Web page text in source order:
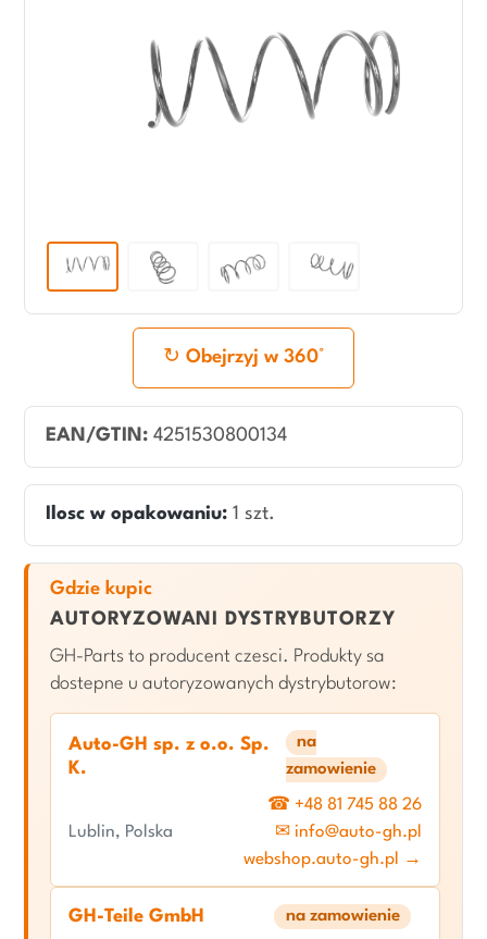
Obejrzyj w 360°
EAN/GTIN: 4251530800134
Ilosc w opakowaniu: 1 szt.
Gdzie kupic
AUTORYZOWANI DYSTRYBUTORZY
GH-Parts to producent czesci. Produkty sa
dostepne u autoryzowanych dystrybutorow:
Auto-GH sp. z o.o. Sp.
K.
na
zamowienie
Lublin, Polska
☎ +48 81 745 88 26
✉ info@auto-gh.pl
webshop.auto-gh.pl →
GH-Teile GmbH na zamowienie